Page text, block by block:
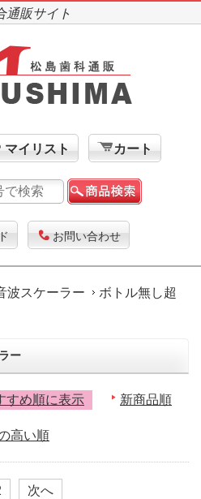
通販サイト
マイリスト カート
お問い合わせ
波スケーラー
ボトル無し超
ー
すめ順に表示 新商品順
高い順
次へ